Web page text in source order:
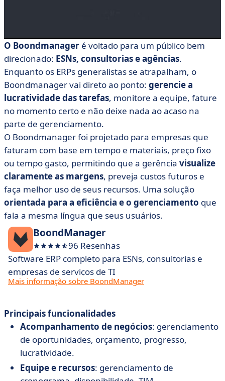
O Boondmanager é voltado para um público bem
direcionado: ESNs, consultorias e agências.
Enquanto os ERPs generalistas se atrapalham, o
Boondmanager vai direto ao ponto: gerencie a
lucratividade das tarefas, monitore a equipe, fature
no momento certo e não deixe nada ao acaso na
parte de gerenciamento.
O Boondmanager foi projetado para empresas que
faturam com base em tempo e materiais, preço fixo
ou tempo gasto, permitindo que a gerência visualize
claramente as margens, preveja custos futuros e
faça melhor uso de seus recursos. Uma solução
orientada para a eficiência e o gerenciamento que
fala a mesma língua que seus usuários.
BoondManager
96 Resenhas
Software ERP completo para ESNs, consultorias e
empresas de serviços de TI
Mais informação sobre BoondManager
Principais funcionalidades
Acompanhamento de negócios: gerenciamento
de oportunidades, orçamento, progresso,
lucratividade.
Equipe e recursos: gerenciamento de